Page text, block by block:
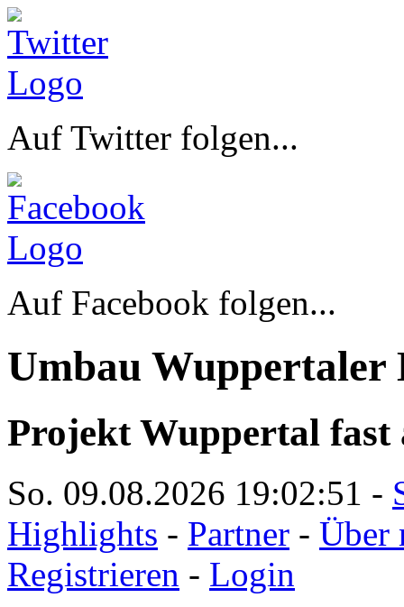
Auf Twitter folgen...
Auf Facebook folgen...
Umbau Wuppertaler
Projekt Wuppertal fast
So. 09.08.2026 19:02:51 -
Highlights - Partner - Über
Registrieren - Login